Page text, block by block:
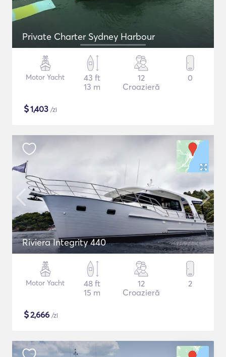
Private Charter Sydney Harbour
Motor Yacht
43 ft
13 m
12
Croazieră
0
$1,403 /zi
Riviera Integrity 440
Motor Yacht
48 ft
15 m
12
Croazieră
2
$2,666 /zi